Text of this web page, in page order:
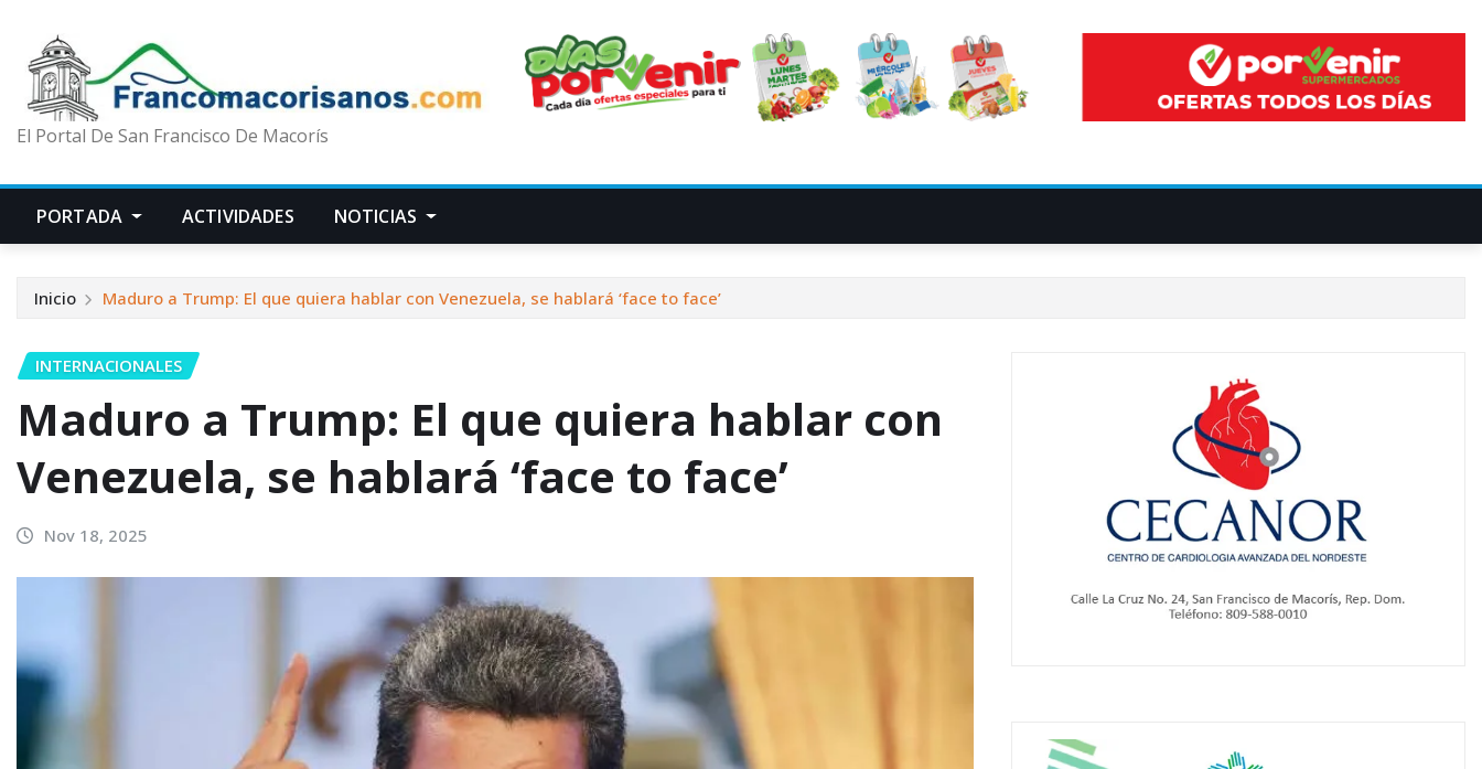
El Portal De San Francisco De Macorís
PORTADA ACTIVIDADES NOTICIAS
Inicio Maduro a Trump: El que quiera hablar con Venezuela, se hablará ‘face to face’
INTERNACIONALES
Maduro a Trump: El que quiera hablar con
Venezuela, se hablará ‘face to face’
Nov 18, 2025